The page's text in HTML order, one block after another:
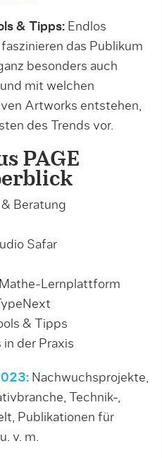
& Tipps: Endlos
das Publikum
besonders auch
mit welchen
Artworks entstehen,
des Trends vor.
PAGE
Beratung
Safar
Lernplattform
& Tipps
in der Praxis
Nachwuchsprojekte,
Technik-,
Publikationen für
v. m.